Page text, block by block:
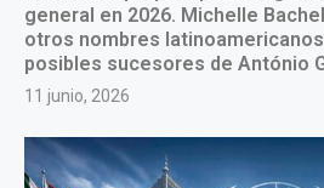
general en 2026. Michelle
otros nombres
posibles sucesores de António
11 junio, 2026